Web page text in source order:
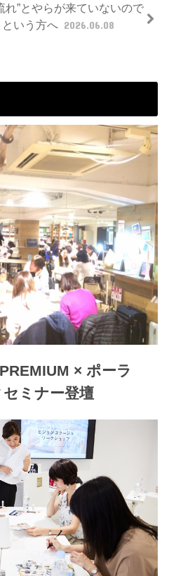
れ”とやらが来ていないので
いう方へ 2026.06.08
× ポーラ
ミナー登壇